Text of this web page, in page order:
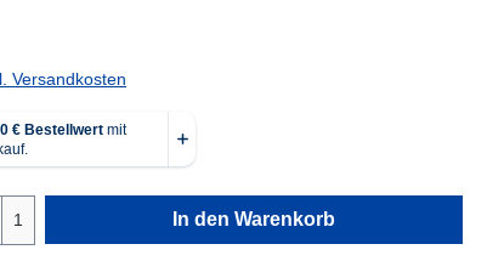
Versandkosten
Gib den gewünschten Wert ein
1 In den Warenkorb